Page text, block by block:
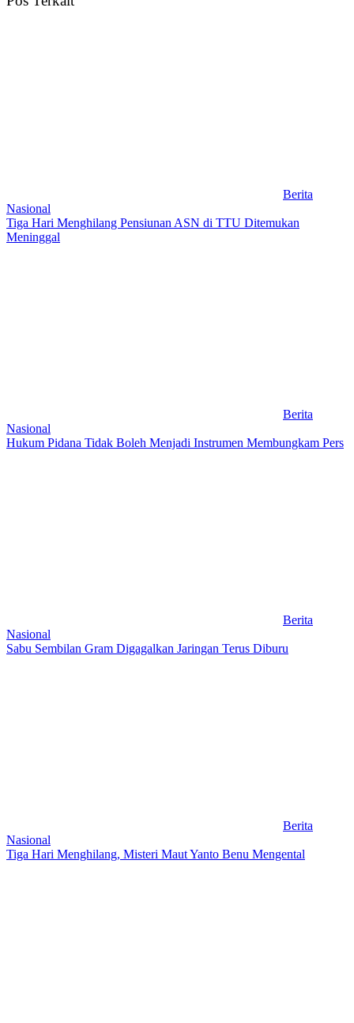
Berita
Nasional
Tiga Hari Menghilang Pensiunan ASN di TTU Ditemukan
Meninggal
Berita
Nasional
Hukum Pidana Tidak Boleh Menjadi Instrumen Membungkam Pers
Berita
Nasional
Sabu Sembilan Gram Digagalkan Jaringan Terus Diburu
Berita
Nasional
Tiga Hari Menghilang, Misteri Maut Yanto Benu Mengental